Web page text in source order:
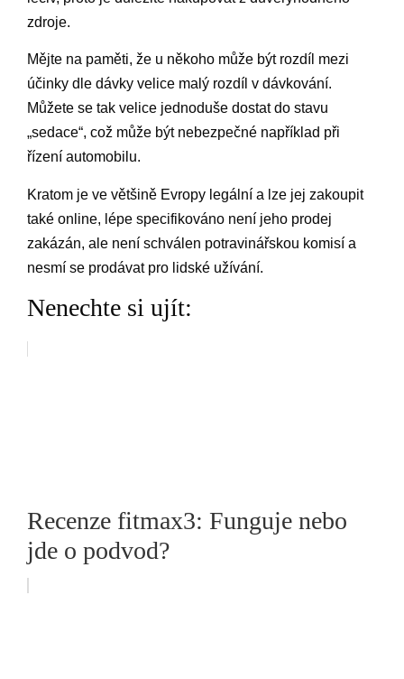
zdroje.
Mějte na paměti, že u někoho může být rozdíl mezi
účinky dle dávky velice malý rozdíl v dávkování.
Můžete se tak velice jednoduše dostat do stavu
„sedace“, což může být nebezpečné například při
řízení automobilu.
Kratom je ve většině Evropy legální a lze jej zakoupit
také online, lépe specifikováno není jeho prodej
zakázán, ale není schválen potravinářskou komisí a
nesmí se prodávat pro lidské užívání.
Nenechte si ujít:
Recenze fitmax3: Funguje nebo
jde o podvod?